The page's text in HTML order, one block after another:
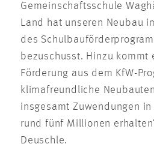
Gemeinschaftsschule
Land hat unseren Neubau
des
bezuschusst. Hinzu kommt
Förderung aus dem KfW-
klimafreundliche
insgesamt Zuwendungen in
rund fünf Millionen
Deuschle.